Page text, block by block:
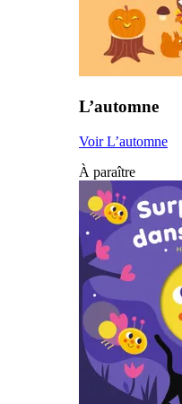
L’automne
Voir L’automne
À paraître